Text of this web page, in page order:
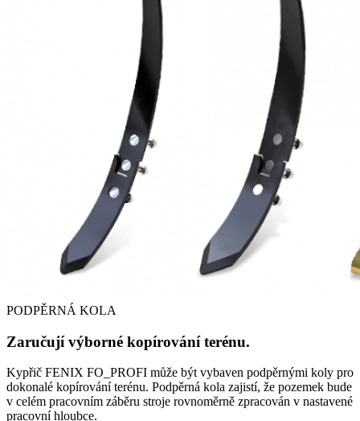
PODPĚRNÁ KOLA
Zaručují výborné kopírování terénu.
Kypřič FENIX FO_PROFI může být vybaven podpěrnými koly pro
dokonalé kopírování terénu. Podpěrná kola zajistí, že pozemek bude
v celém pracovním záběru stroje rovnoměrně zpracován v nastavené
pracovní hloubce.